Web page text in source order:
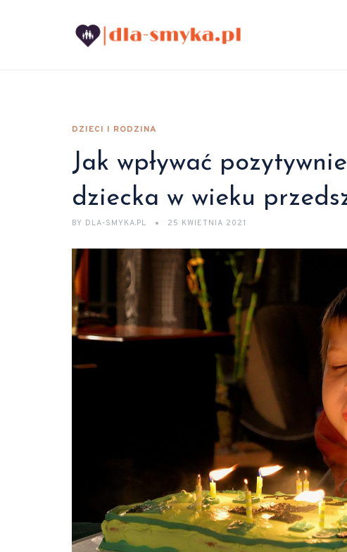
DZIECI I RODZINA
Jak wpływać
dziecka w wieku
BY DLA-SMYKA.PL 25 KWIETNIA 2021